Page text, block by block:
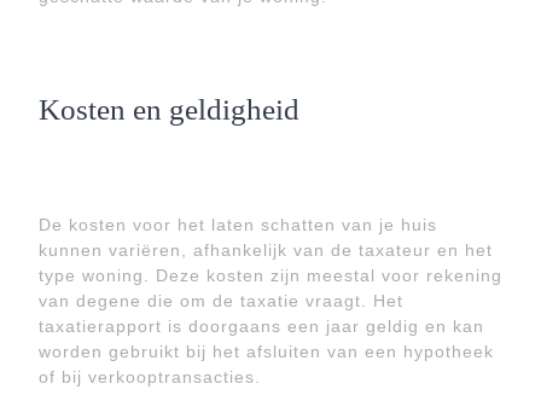
Kosten en geldigheid
De kosten voor het laten schatten van je huis
kunnen variëren, afhankelijk van de taxateur en het
type woning. Deze kosten zijn meestal voor rekening
van degene die om de taxatie vraagt. Het
taxatierapport is doorgaans een jaar geldig en kan
worden gebruikt bij het afsluiten van een hypotheek
of bij verkooptransacties.